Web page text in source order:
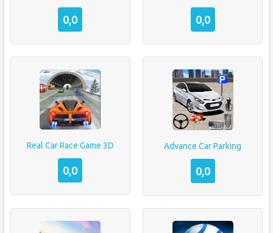
0,0 0,0
Real Car Race Game 3D
0,0
Advance Car Parking
0,0